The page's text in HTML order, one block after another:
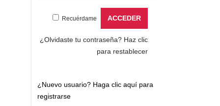
Recuérdame
¿Olvidaste tu contraseña? Haz clic
para restablecer
¿Nuevo usuario? Haga clic aquí para
registrarse